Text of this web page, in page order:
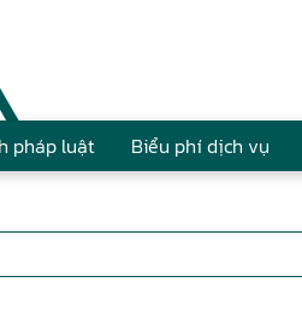
pháp luật Biểu phí dịch vụ